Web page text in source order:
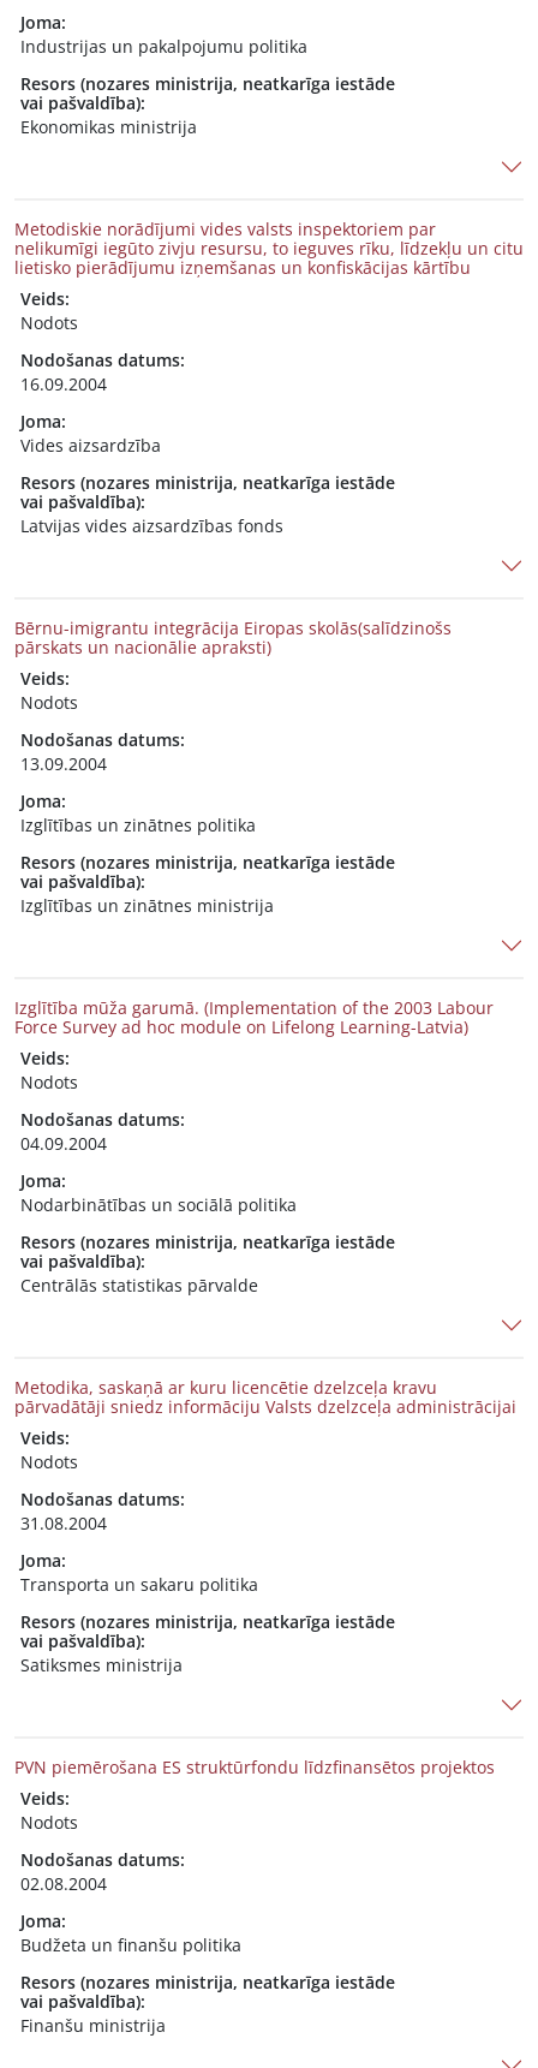
Joma:
Industrijas un pakalpojumu politika
Resors (nozares ministrija, neatkarīga iestāde
vai pašvaldība):
Ekonomikas ministrija
Metodiskie norādījumi vides valsts inspektoriem par
nelikumīgi iegūto zivju resursu, to ieguves rīku, līdzekļu un citu
lietisko pierādījumu izņemšanas un konfiskācijas kārtību
Veids:
Nodots
Nodošanas datums:
16.09.2004
Joma:
Vides aizsardzība
Resors (nozares ministrija, neatkarīga iestāde
vai pašvaldība):
Latvijas vides aizsardzības fonds
Bērnu-imigrantu integrācija Eiropas skolās(salīdzinošs
pārskats un nacionālie apraksti)
Veids:
Nodots
Nodošanas datums:
13.09.2004
Joma:
Izglītības un zinātnes politika
Resors (nozares ministrija, neatkarīga iestāde
vai pašvaldība):
Izglītības un zinātnes ministrija
Izglītība mūža garumā. (Implementation of the 2003 Labour
Force Survey ad hoc module on Lifelong Learning-Latvia)
Veids:
Nodots
Nodošanas datums:
04.09.2004
Joma:
Nodarbinātības un sociālā politika
Resors (nozares ministrija, neatkarīga iestāde
vai pašvaldība):
Centrālās statistikas pārvalde
Metodika, saskaņā ar kuru licencētie dzelzceļa kravu
pārvadātāji sniedz informāciju Valsts dzelzceļa administrācijai
Veids:
Nodots
Nodošanas datums:
31.08.2004
Joma:
Transporta un sakaru politika
Resors (nozares ministrija, neatkarīga iestāde
vai pašvaldība):
Satiksmes ministrija
PVN piemērošana ES struktūrfondu līdzfinansētos projektos
Veids:
Nodots
Nodošanas datums:
02.08.2004
Joma:
Budžeta un finanšu politika
Resors (nozares ministrija, neatkarīga iestāde
vai pašvaldība):
Finanšu ministrija